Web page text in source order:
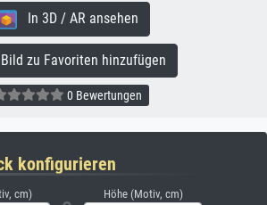
In 3D / AR ansehen
zu Favoriten hinzufügen
0 Bewertungen
konfigurieren
cm) Höhe (Motiv, cm)